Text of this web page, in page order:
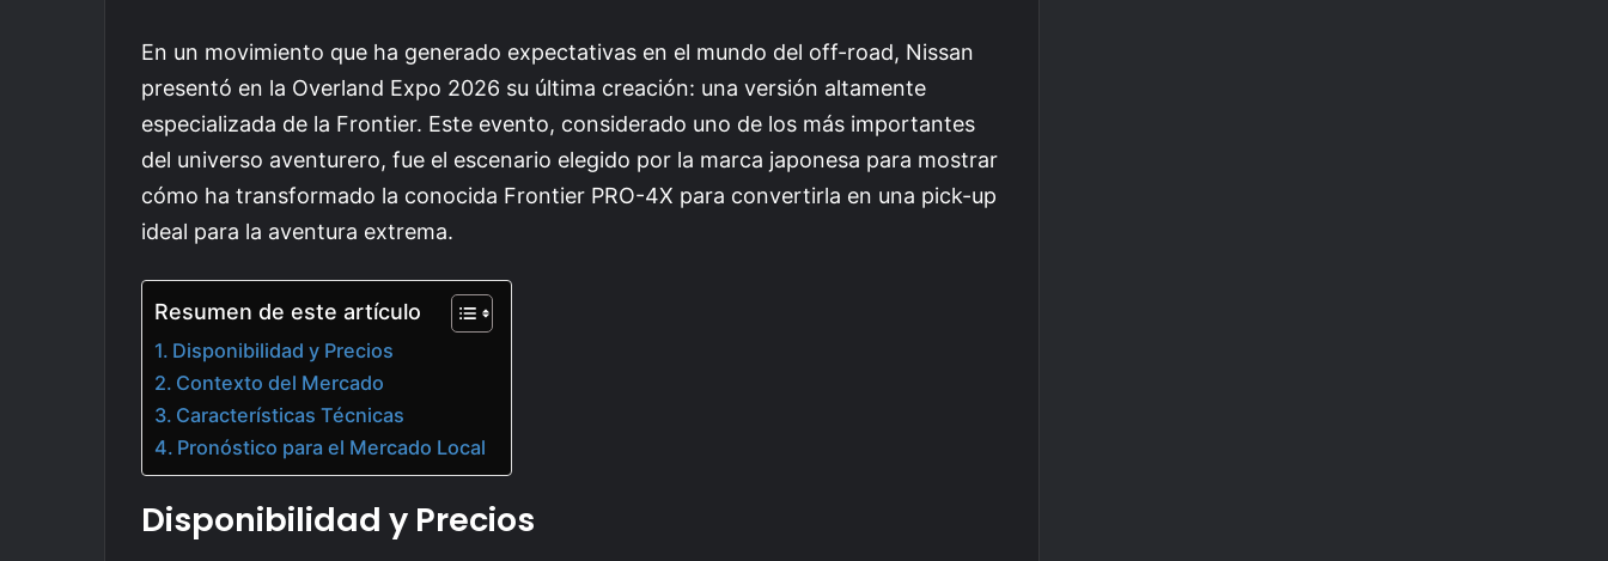
En un movimiento que ha generado expectativas en el mundo del off-road, Nissan
presentó en la Overland Expo 2026 su última creación: una versión altamente
especializada de la Frontier. Este evento, considerado uno de los más importantes
del universo aventurero, fue el escenario elegido por la marca japonesa para mostrar
cómo ha transformado la conocida Frontier PRO-4X para convertirla en una pick-up
ideal para la aventura extrema.
Resumen de este artículo
Disponibilidad y Precios
Contexto del Mercado
Características Técnicas
Pronóstico para el Mercado Local
Disponibilidad y Precios